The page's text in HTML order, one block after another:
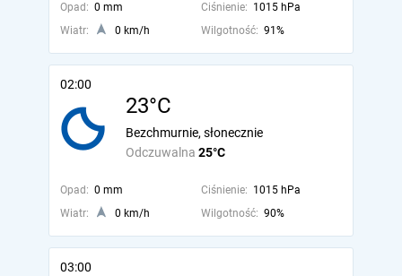
Opad: 0 mm Ciśnienie: 1015 hPa
Wiatr:
0 km/h Wilgotność: 91%
02:00
23°C
Odczuwalna 25°C
Bezchmurnie, słonecznie
Opad: 0 mm Ciśnienie: 1015 hPa
Wiatr:
0 km/h Wilgotność: 90%
03:00